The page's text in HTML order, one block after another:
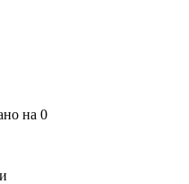
на 0